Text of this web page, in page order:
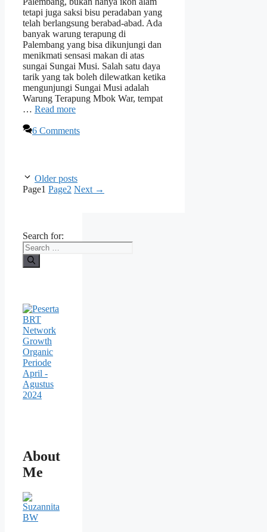
tetapi juga saksi bisu peradaban yang
telah berlangsung berabad-abad. Ada
banyak warung terapung di
Palembang yang bisa dikunjungi dan
menikmati sensasi makan di atas
sungai Sungai Musi. Salah satu daya
tarik yang tak boleh dilewatkan ketika
mengunjungi Sungai Musi adalah
Warung Terapung Mbok War, tempat
… Read more
6 Comments
Older posts
Page1 Page2 Next →
Search for:
About
Me